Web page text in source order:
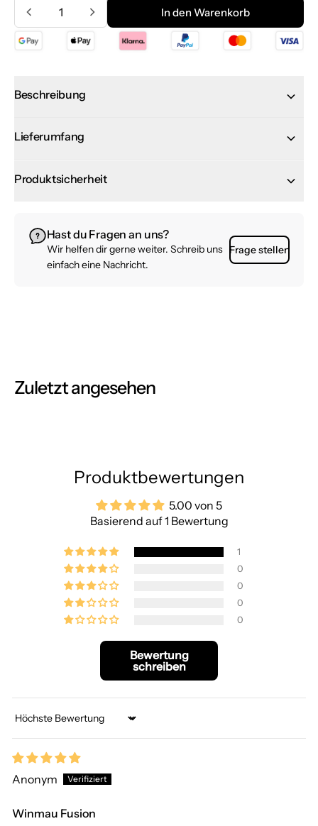
Menge
In den Warenkorb
In den Warenkorb
Beschreibung
Lieferumfang
Produktsicherheit
Hast du Fragen an uns?
Wir helfen dir gerne weiter. Schreib uns
einfach eine Nachricht.
Frage stellen
Zuletzt angesehen
Produktbewertungen
5.00 von 5
Basierend auf 1 Bewertung
1
0
0
0
0
Bewertung
schreiben
Sort by
Anonym
Winmau Fusion